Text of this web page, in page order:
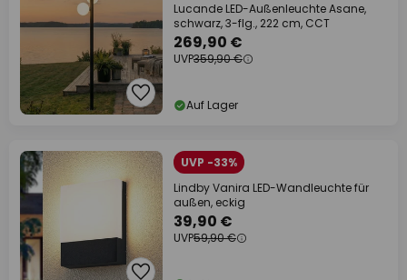
Lucande LED-Außenleuchte Asane,
schwarz, 3-flg., 222 cm, CCT
269,90 €
UVP359,90 €
Auf Lager
UVP -33%
Lindby Vanira LED-Wandleuchte für
außen, eckig
39,90 €
UVP59,90 €